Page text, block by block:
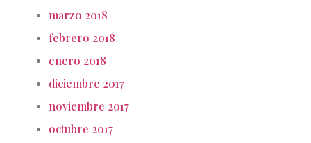
marzo 2018
febrero 2018
enero 2018
diciembre 2017
noviembre 2017
octubre 2017